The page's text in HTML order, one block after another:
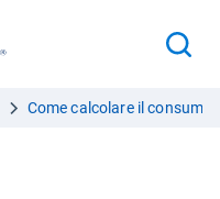
Come calcolare il consumo